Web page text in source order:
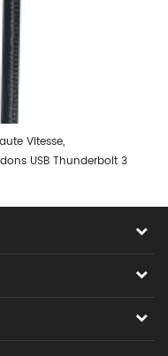
Vitesse,
USB Thunderbolt 3